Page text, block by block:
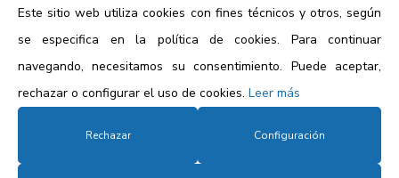
Política de privacidad
Política de cookies
Protección de datos
Este sitio web utiliza cookies con fines técnicos y otros, según
se especifica en la política de cookies. Para continuar
navegando, necesitamos su consentimiento. Puede aceptar,
rechazar o configurar el uso de cookies. Leer más
Rechazar Configuración